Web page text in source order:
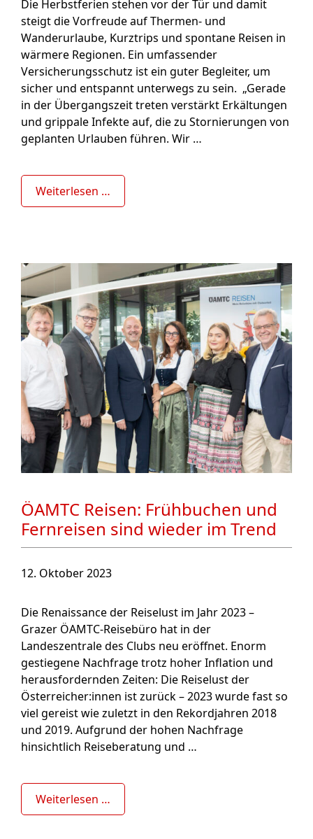
Die Herbstferien stehen vor der Tür und damit
steigt die Vorfreude auf Thermen- und
Wanderurlaube, Kurztrips und spontane Reisen in
wärmere Regionen. Ein umfassender
Versicherungsschutz ist ein guter Begleiter, um
sicher und entspannt unterwegs zu sein. „Gerade
in der Übergangszeit treten verstärkt Erkältungen
und grippale Infekte auf, die zu Stornierungen von
geplanten Urlauben führen. Wir …
Weiterlesen …
ÖAMTC Reisen: Frühbuchen und
Fernreisen sind wieder im Trend
12. Oktober 2023
Die Renaissance der Reiselust im Jahr 2023 –
Grazer ÖAMTC-Reisebüro hat in der
Landeszentrale des Clubs neu eröffnet. Enorm
gestiegene Nachfrage trotz hoher Inflation und
herausfordernden Zeiten: Die Reiselust der
Österreicher:innen ist zurück – 2023 wurde fast so
viel gereist wie zuletzt in den Rekordjahren 2018
und 2019. Aufgrund der hohen Nachfrage
hinsichtlich Reiseberatung und …
Weiterlesen …